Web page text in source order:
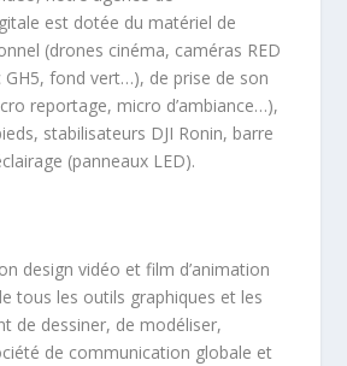
est dotée du matériel de
(drones cinéma, caméras RED
GH5, fond vert…), de prise de son
reportage, micro d’ambiance…),
stabilisateurs DJI Ronin, barre
(panneaux LED).
design vidéo et film d’animation
tous les outils graphiques et les
de dessiner, de modéliser,
de communication globale et